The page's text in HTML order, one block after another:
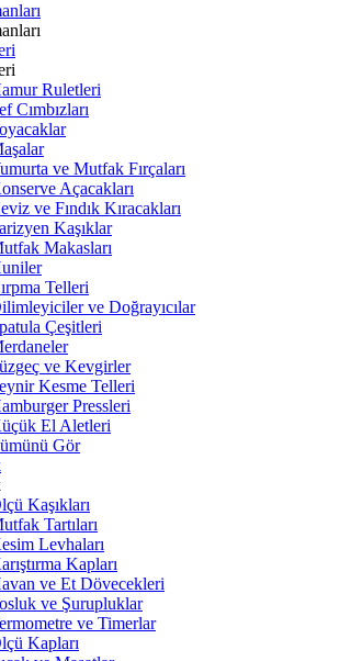
Ruletleri
Cımbızları
ve Mutfak Fırçaları
Açacakları
ve Fındık Kıracakları
Kaşıklar
Makasları
Telleri
ve Doğrayıcılar
Çeşitleri
ve Kevgirler
Kesme Telleri
Pressleri
El Aletleri
Gör
Kaşıkları
Tartıları
Levhaları
Kapları
ve Et Dövecekleri
ve Şurupluklar
ve Timerlar
Kapları